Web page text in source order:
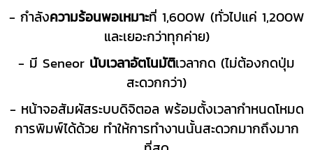
- กำลังความร้อนพอเหมาะที่ 1,600W (ทั่วไปแค่ 1,200W
และเยอะกว่าทุกค่าย)
- มี Seneor นับเวลาอัตโนมัติเวลากด (ไม่ต้องกดปุ่ม
สะดวกกว่า)
- หน้าจอสัมผัสระบบดิจิตอล พร้อมตั้งเวลากำหนดโหมด
การพิมพ์ได้ด้วย ทำให้การทำงานนั้นสะดวกมากถึงมาก